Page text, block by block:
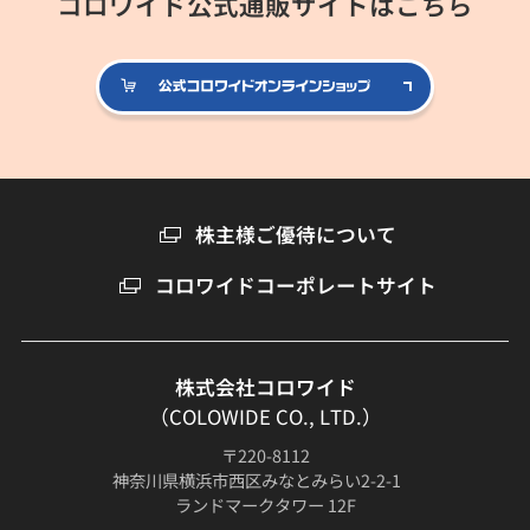
公式コロ
株主様ご優待について
コロワイドコーポレートサイト
株式会社コロワイド
（COLOWIDE CO., LTD.）
〒220-8112
神奈川県横浜市西区みなとみらい2-2-1
ランドマークタワー 12F